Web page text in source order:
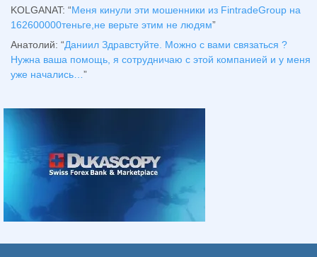
KOLGANAT: “Меня кинули эти мошенники из FintradeGroup на
162600000теньге,не верьте этим не людям”
Анатолий: “Даниил Здравстуйте. Можно с вами связаться ?
Нужна ваша помощь, я сотрудничаю с этой компанией и у меня
уже начались…”